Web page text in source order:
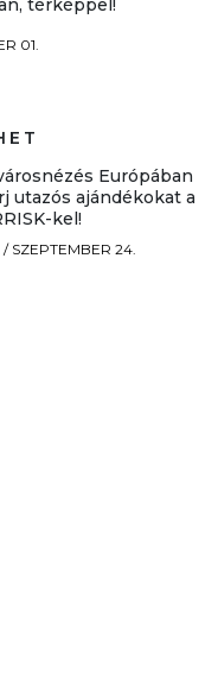
térképpel!
01.
Európában
utazós ajándékokat a
kel!
/ SZEPTEMBER 24.